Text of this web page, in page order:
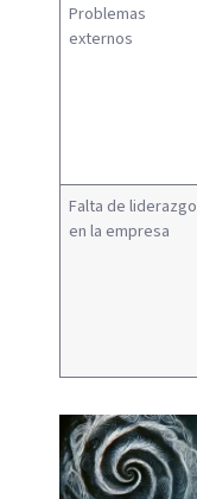
Problemas
externos
Falta de liderazgo
en la empresa